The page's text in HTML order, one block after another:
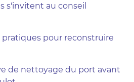
s'invitent au conseil
pour reconstruire
de nettoyage du port avant